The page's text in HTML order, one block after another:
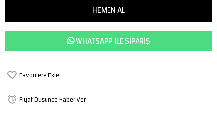
WHATSAPP ILE SIPARIŞ
Favorilere Ekle
Fiyat Düşünce Haber Ver